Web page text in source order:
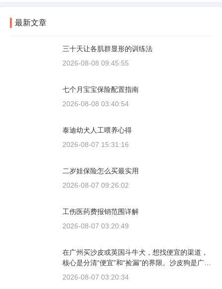
最新文章
三十天让各肌群显形的训练法
2026-08-08 09:45:55
七个月宝宝保险配置指南
2026-08-08 03:40:54
泰迪幼犬人工喂养心得
2026-08-07 15:31:16
二岁娃保险怎么买最实用
2026-08-07 09:26:02
工伤医药费报销范围详解
2026-08-07 03:20:49
在广州买沙皮或英国斗牛犬，想找便宜的渠道，
核心是分清“便宜”和“捡漏”的界限。沙皮狗是广东
本地犬种，价格比北方城市有优势；英国斗牛犬
2026-08-07 03:20:34